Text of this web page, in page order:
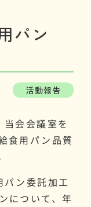
パン
活動報告
会会議室を
食用パン品質
パン委託加工
について、年